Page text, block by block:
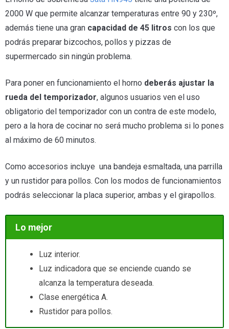
2000 W que permite alcanzar temperaturas entre 90 y 230º,
además tiene una gran capacidad de 45 litros con los que
podrás preparar bizcochos, pollos y pizzas de
supermercado sin ningún problema.
Para poner en funcionamiento el horno deberás ajustar la
rueda del temporizador, algunos usuarios ven el uso
obligatorio del temporizador con un contra de este modelo,
pero a la hora de cocinar no será mucho problema si lo pones
al máximo de 60 minutos.
Como accesorios incluye una bandeja esmaltada, una parrilla
y un rustidor para pollos. Con los modos de funcionamientos
podrás seleccionar la placa superior, ambas y el girapollos.
Lo mejor
Luz interior.
Luz indicadora que se enciende cuando se
alcanza la temperatura deseada.
Clase energética A.
Rustidor para pollos.